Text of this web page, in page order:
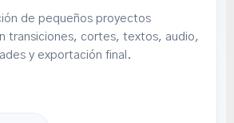
de pequeños proyectos
transiciones, cortes, textos, audio,
y exportación final.